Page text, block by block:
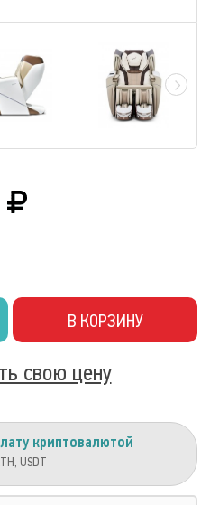
В КОРЗИНУ
свою цену
криптовалютой
USDT